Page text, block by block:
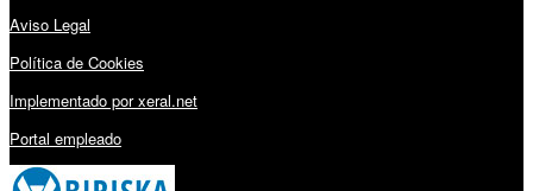
Aviso Legal
Política de Cookies
Implementado por xeral.net
Portal empleado